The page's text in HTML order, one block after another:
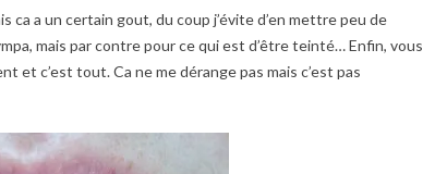
a un certain gout, du coup j’évite d’en mettre peu de
mais par contre pour ce qui est d’être teinté… Enfin, vous
et c’est tout. Ca ne me dérange pas mais c’est pas